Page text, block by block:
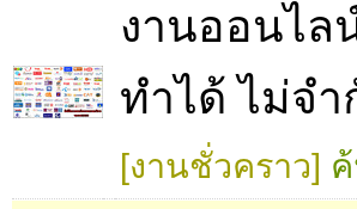
งานออนไล
ทำได้ ไม่จำ
[งานชั่วคราว]